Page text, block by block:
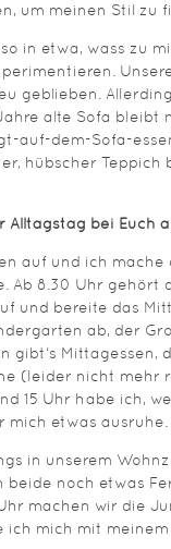
um meinen Stil zu
in etwa, wass zu
geblieben.
alte Sofa bleibt
auf-dem-Sofa-
hübscher
bei Euch
auf und ich
Ab 8.30 Uhr gehört
und bereite das
ab, der
gibt‘s Mittagessen,
(leider nicht mehr
15 Uhr habe ich,
mich etwas ausruhe.
in unserem
beide noch etwas
machen wir die
ich mich mit